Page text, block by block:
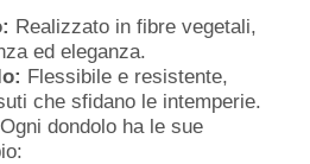
Realizzato in fibre vegetali,
ed eleganza.
Flessibile e resistente,
che sfidano le intemperie.
dondolo ha le sue